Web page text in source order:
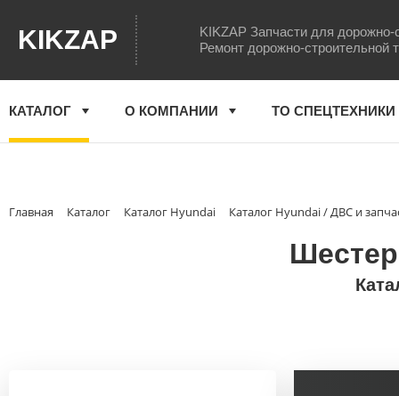
KIKZAP
KIKZAP Запчасти для дорожно-
Ремонт дорожно-строительной
КАТАЛОГ О КОМПАНИИ ТО СПЕЦТЕХНИКИ
Главная Каталог Каталог Hyundai Каталог Hyundai / ДВС и